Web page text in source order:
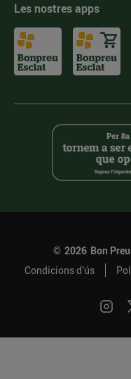
Les nostres apps
© 2026 Bon
Condicions d’ús